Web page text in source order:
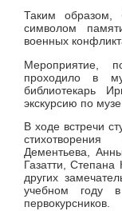
Таким образом,
символом
военных
Мероприятие,
проходило в
библиотекарь
экскурсию по
В ходе встречи
Дементьева,
Газатти,
других
учебном году
первокурсников.